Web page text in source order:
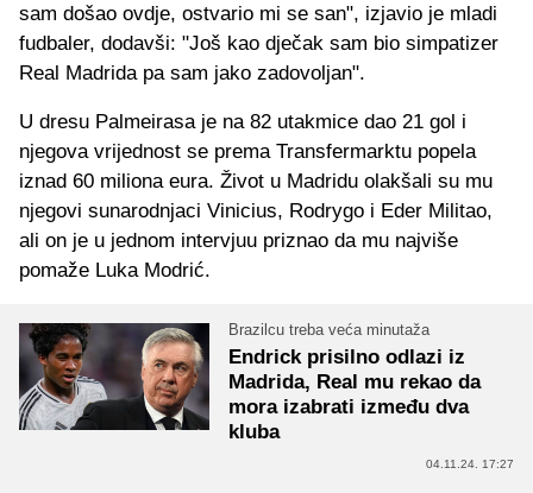
sam došao ovdje, ostvario mi se san", izjavio je mladi
fudbaler, dodavši: "Još kao dječak sam bio simpatizer
Real Madrida pa sam jako zadovoljan".
U dresu Palmeirasa je na 82 utakmice dao 21 gol i
njegova vrijednost se prema Transfermarktu popela
iznad 60 miliona eura. Život u Madridu olakšali su mu
njegovi sunarodnjaci Vinicius, Rodrygo i Eder Militao,
ali on je u jednom intervjuu priznao da mu najviše
pomaže Luka Modrić.
Brazilcu treba veća minutaža
Endrick prisilno odlazi iz
Madrida, Real mu rekao da
mora izabrati između dva
kluba
04.11.24. 17:27